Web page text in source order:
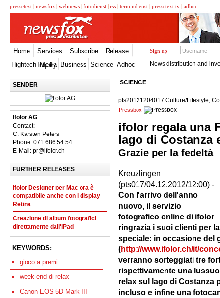
pressetext | newsfox | webnews | fotodienst | rss | termindienst | pressetext.tv | adhoc
Home Services Subscribe
Release
Inquiry
Sign up
Hightech Media Business Science Adhoc News distribution and
SENDER
Ifolor AG
Contact:
C. Karsten Peters
Phone: 071 686 54 54
E-Mail: pr@ifolor.ch
FURTHER RELEASES
ifolor Designer per Mac ora è
compatibile anche con i display
Retina
Creazione di album fotografici
direttamente dall'iPad
KEYWORDS:
gioco a premi
week-end di relax
Canon EOS 5D Mark III
SCIENCE
pts20121204017 Culture/Lifestyle,
Pressbox
ifolor regala una
lago di Costanza
Grazie per la fedeltà
Kreuzlingen
(pts017/04.12.2012/12:00) -
Con l'arrivo dell'anno
nuovo, il servizio
fotografico online di ifolor
ringrazia i suoi clienti per
speciale: in occasione del
(http://www.ifolor.ch/it/
verranno sorteggiati tre
rispettivamente una
relax sul lago di Costanza
incluso e infine una